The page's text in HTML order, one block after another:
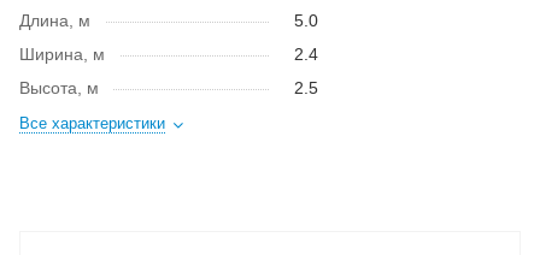
Длина, м
5.0
Ширина, м
2.4
Высота, м
2.5
Все характеристики